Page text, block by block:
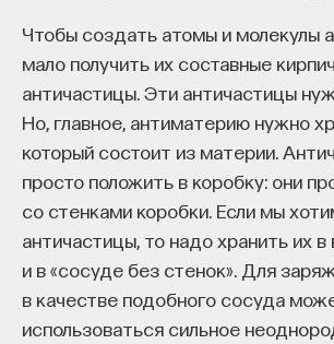
Чтобы создать атомы и молекулы
мало получить их составные
античастицы. Эти античастицы
Но, главное, антиматерию нужно
который состоит из материи.
просто положить в коробку: они
со стенками коробки. Если мы
античастицы, то надо хранить их в
и в «сосуде без стенок». Для
в качестве подобного сосуда
использоваться сильное